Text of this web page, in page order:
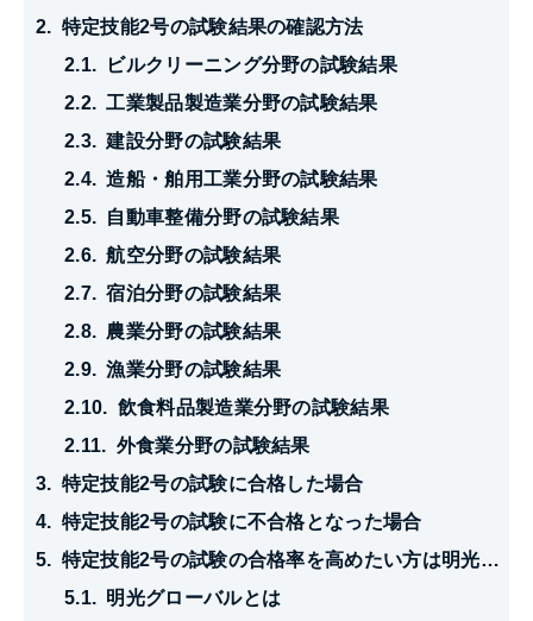
特定技能2号の試験結果の確認方法
ビルクリーニング分野の試験結果
工業製品製造業分野の試験結果
建設分野の試験結果
造船・舶用工業分野の試験結果
自動車整備分野の試験結果
航空分野の試験結果
宿泊分野の試験結果
農業分野の試験結果
漁業分野の試験結果
飲食料品製造業分野の試験結果
外食業分野の試験結果
特定技能2号の試験に合格した場合
特定技能2号の試験に不合格となった場合
特定技能2号の試験の合格率を高めたい方は明光グローバルにご相談ください
明光グローバルとは